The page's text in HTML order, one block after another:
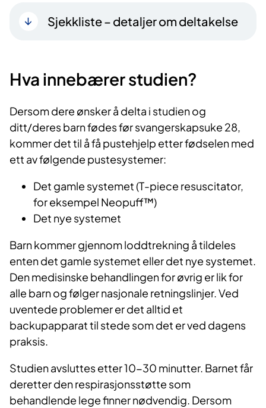
Sjekkliste – detaljer om deltakelse
Hva innebærer studien?
Dersom dere ønsker å delta i studien og
ditt/deres barn fødes før svangerskapsuke 28,
kommer det til å få pustehjelp etter fødselen med
ett av følgende pustesystemer:
Det gamle systemet (T-piece resuscitator,
for eksempel Neopuff™)
Det nye systemet
Barn kommer gjennom loddtrekning å tildeles
enten det gamle systemet eller det nye systemet.
Den medisinske behandlingen for øvrig er lik for
alle barn og følger nasjonale retningslinjer. Ved
uventede problemer er det alltid et
backupapparat til stede som det er ved dagens
praksis.
Studien avsluttes etter 10-30 minutter. Barnet får
deretter den respirasjonsstøtte som
behandlende lege finner nødvendig. Dersom